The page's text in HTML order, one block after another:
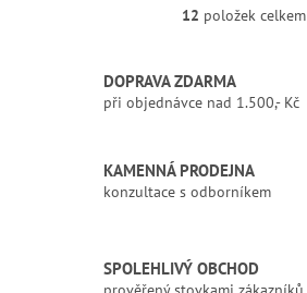
O
d
í
p
y
12 položek celkem
DOPRAVA ZDARMA
při objednávce nad 1.500,- Kč
KAMENNÁ PRODEJNA
konzultace s odborníkem
SPOLEHLIVÝ OBCHOD